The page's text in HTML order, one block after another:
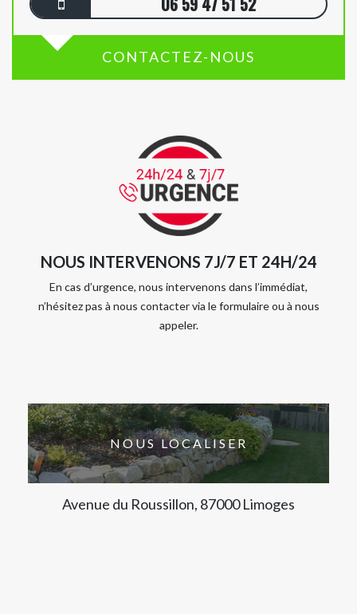
CONTACTEZ-NOUS
NOUS INTERVENONS 7J/7 ET 24H/24
En cas d’urgence, nous intervenons dans l’immédiat,
n’hésitez pas à nous contacter via le formulaire ou à nous
appeler.
NOUS LOCALISER
Avenue du Roussillon, 87000 Limoges